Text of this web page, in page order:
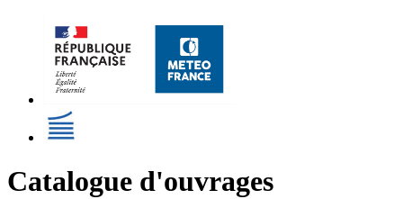
Catalogue d'ouvrages